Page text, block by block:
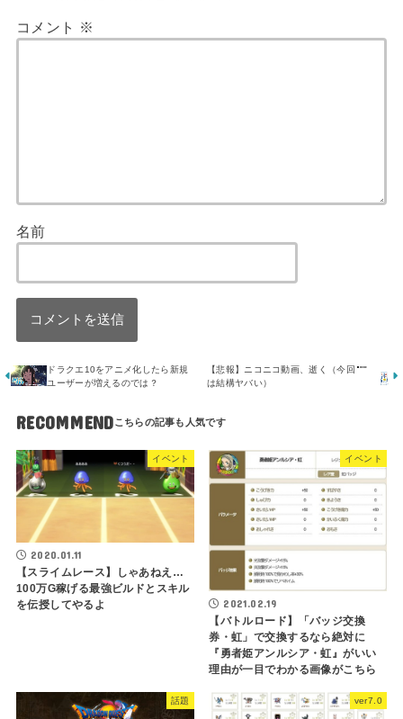
コメント ※
名前
ドラクエ10をアニメ化したら新規
ユーザーが増えるのでは？
【悲報】ニコニコ動画、逝く（今回
は結構ヤバい）
RECOMMEND
イベント
2020.01.11
【スライムレース】しゃあねえ…
100万G稼げる最強ビルドとスキル
を伝授してやるよ
イベント
2021.02.19
【バトルロード】「バッジ交換
券・虹」で交換するなら絶対に
『勇者姫アンルシア・虹』がいい
理由が一目でわかる画像がこちら
話題 ver7.0